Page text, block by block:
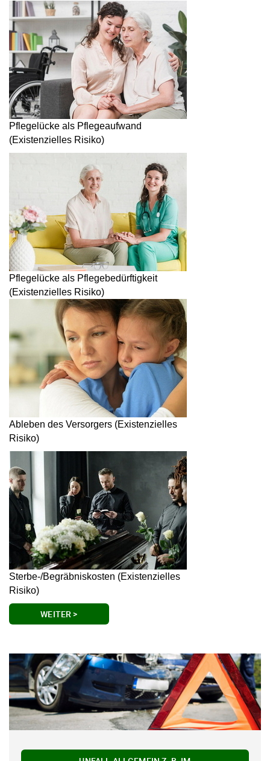
Pflegelücke als Pflegeaufwand
(Existenzielles Risiko)
Pflegelücke als Pflegebedürftigkeit
(Existenzielles Risiko)
Ableben des Versorgers (Existenzielles
Risiko)
Sterbe-/Begräbniskosten (Existenzielles
Risiko)
WEITER >